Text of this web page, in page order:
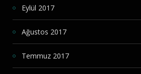
Eylül 2017
Ağustos 2017
Temmuz 2017